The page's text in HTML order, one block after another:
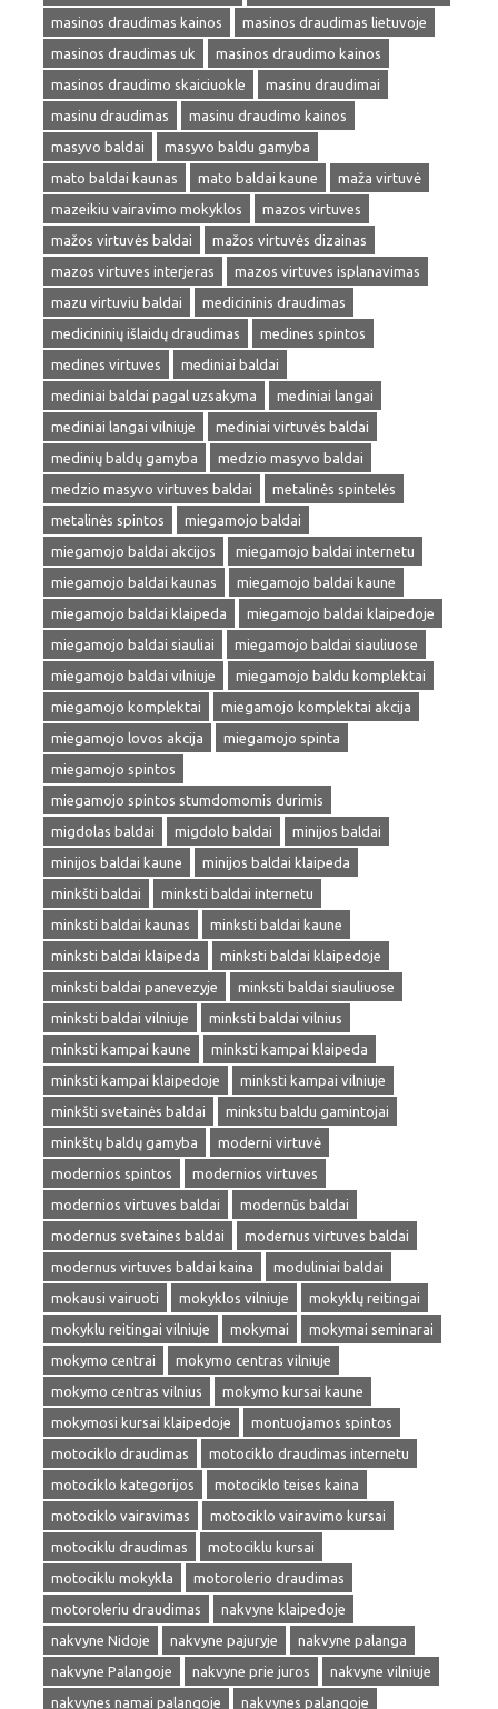
masinos draudimas kainos
masinos draudimas lietuvoje
masinos draudimas uk
masinos draudimo kainos
masinos draudimo skaiciuokle
masinu draudimai
masinu draudimas
masinu draudimo kainos
masyvo baldai
masyvo baldu gamyba
mato baldai kaunas
mato baldai kaune
maža virtuvė
mazeikiu vairavimo mokyklos
mazos virtuves
mažos virtuvės baldai
mažos virtuvės dizainas
mazos virtuves interjeras
mazos virtuves isplanavimas
mazu virtuviu baldai
medicininis draudimas
medicininių išlaidų draudimas
medines spintos
medines virtuves
mediniai baldai
mediniai baldai pagal uzsakyma
mediniai langai
mediniai langai vilniuje
mediniai virtuvės baldai
medinių baldų gamyba
medzio masyvo baldai
medzio masyvo virtuves baldai
metalinės spintelės
metalinės spintos
miegamojo baldai
miegamojo baldai akcijos
miegamojo baldai internetu
miegamojo baldai kaunas
miegamojo baldai kaune
miegamojo baldai klaipeda
miegamojo baldai klaipedoje
miegamojo baldai siauliai
miegamojo baldai siauliuose
miegamojo baldai vilniuje
miegamojo baldu komplektai
miegamojo komplektai
miegamojo komplektai akcija
miegamojo lovos akcija
miegamojo spinta
miegamojo spintos
miegamojo spintos stumdomomis durimis
migdolas baldai
migdolo baldai
minijos baldai
minijos baldai kaune
minijos baldai klaipeda
minkšti baldai
minksti baldai internetu
minksti baldai kaunas
minksti baldai kaune
minksti baldai klaipeda
minksti baldai klaipedoje
minksti baldai panevezyje
minksti baldai siauliuose
minksti baldai vilniuje
minksti baldai vilnius
minksti kampai kaune
minksti kampai klaipeda
minksti kampai klaipedoje
minksti kampai vilniuje
minkšti svetainės baldai
minkstu baldu gamintojai
minkštų baldų gamyba
moderni virtuvė
modernios spintos
modernios virtuves
modernios virtuves baldai
modernūs baldai
modernus svetaines baldai
modernus virtuves baldai
modernus virtuves baldai kaina
moduliniai baldai
mokausi vairuoti
mokyklos vilniuje
mokyklų reitingai
mokyklu reitingai vilniuje
mokymai
mokymai seminarai
mokymo centrai
mokymo centras vilniuje
mokymo centras vilnius
mokymo kursai kaune
mokymosi kursai klaipedoje
montuojamos spintos
motociklo draudimas
motociklo draudimas internetu
motociklo kategorijos
motociklo teises kaina
motociklo vairavimas
motociklo vairavimo kursai
motociklu draudimas
motociklu kursai
motociklu mokykla
motorolerio draudimas
motoroleriu draudimas
nakvyne klaipedoje
nakvyne Nidoje
nakvyne pajuryje
nakvyne palanga
nakvyne Palangoje
nakvyne prie juros
nakvyne vilniuje
nakvynes namai palangoje
nakvynes palangoje